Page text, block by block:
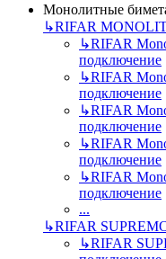
Монолитные
↳RIFAR
↳RIFAR
подключение
↳RIFAR
подключение
↳RIFAR
подключение
↳RIFAR
подключение
↳RIFAR
подключение
...
↳RIFAR
↳RIFAR